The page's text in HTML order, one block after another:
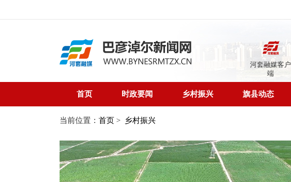
河套融媒客户
端
首页 时政要闻 乡村振兴 旗县动态
当前位置： 首页 > 乡村振兴